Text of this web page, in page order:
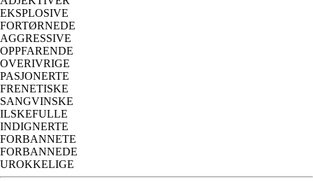
EKSPLOSIVE
FORTØRNEDE
AGGRESSIVE
OPPFARENDE
OVERIVRIGE
PASJONERTE
FRENETISKE
SANGVINSKE
ILSKEFULLE
INDIGNERTE
FORBANNETE
FORBANNEDE
UROKKELIGE